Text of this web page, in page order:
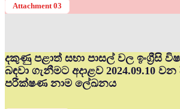
Attachment 03
දකුණු පළාත් සභා පාසල් වල ඉංග්‍රීසි
බඳවා ගැනීමට අදාළව 2024.09.10
පරීක්ෂණ නාම ලේඛනය